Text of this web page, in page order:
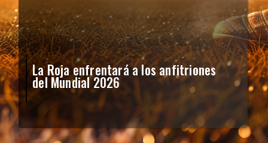
La Roja enfrentará a los anfitriones
del Mundial 2026